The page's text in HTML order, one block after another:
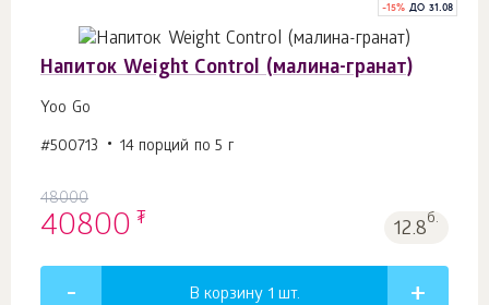
-15% ДО 31.08
Напиток Weight Control (малина-гранат)
Yoo Go
#500713 14 порций по 5 г
48000
40800 ₮ 12.8б.
В корзину 1 шт.